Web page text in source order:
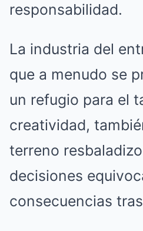
responsabilidad.
La industria del
que a menudo se
un refugio para el
creatividad,
terreno
decisiones
consecuencias